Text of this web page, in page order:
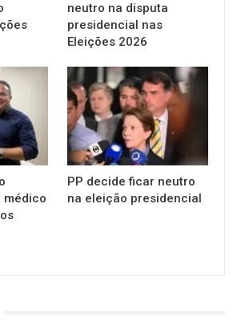
neutro na disputa
presidencial nas
Eleições 2026
médico
PP decide ficar neutro
na eleição presidencial